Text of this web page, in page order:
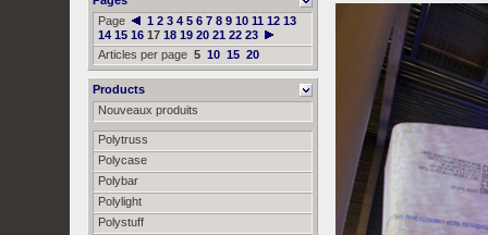
Page
1 2 3 4 5 6 7 8 9 10 11 12 13
14 15 16 17 18 19 20 21 22 23
Articles per page 5 10 15 20
Products
Nouveaux produits
Polytruss
Polycase
Polybar
Polylight
Polystuff